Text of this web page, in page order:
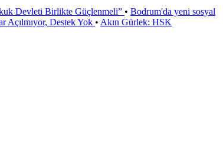
Devleti Birlikte Güçlenmeli” • Bodrum'da yeni sosyal
Açılmıyor, Destek Yok • Akın Gürlek: HSK